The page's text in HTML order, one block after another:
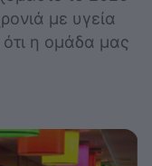
με υγεία
η ομάδα μας